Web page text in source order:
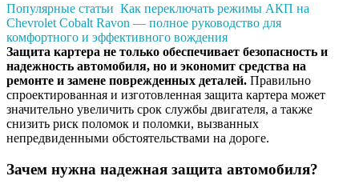
Популярные статьи Как переключать режимы АКП на
Chevrolet Cobalt Ravon — полное руководство для
комфортного и эффективного вождения
Защита картера не только обеспечивает безопасность и
надежность автомобиля, но и экономит средства на
ремонте и замене поврежденных деталей. Правильно
спроектированная и изготовленная защита картера может
значительно увеличить срок службы двигателя, а также
снизить риск поломок и поломки, вызванных
непредвиденными обстоятельствами на дороге.
Зачем нужна надежная защита автомобиля?